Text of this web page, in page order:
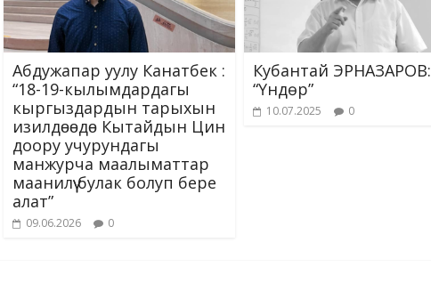
Абдужапар уулу Канатбек :
“18-19-кылымдардагы
кыргыздардын тарыхын
изилдɵɵдɵ Кытайдын Цин
доору учурундагы
манжурча маалыматтар
маанилүү булак болуп бере
алат”
09.06.2026 0
Кубантай ЭРНАЗАРОВ:
“Үндөр”
10.07.2025 0